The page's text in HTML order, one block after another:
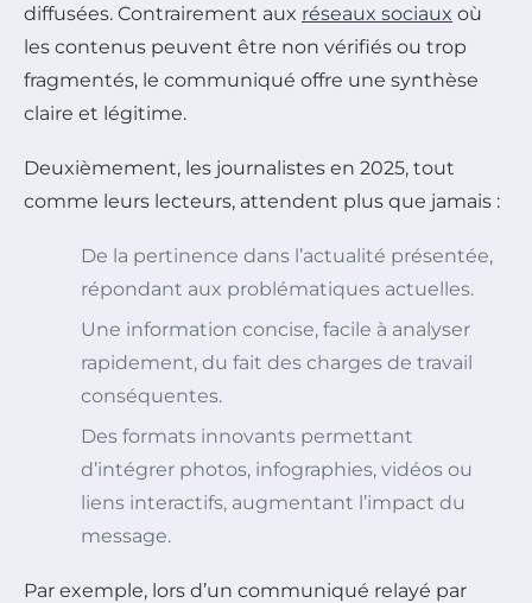
diffusées. Contrairement aux réseaux sociaux où
les contenus peuvent être non vérifiés ou trop
fragmentés, le communiqué offre une synthèse
claire et légitime.
Deuxièmement, les journalistes en 2025, tout
comme leurs lecteurs, attendent plus que jamais :
De la pertinence dans l’actualité présentée,
répondant aux problématiques actuelles.
Une information concise, facile à analyser
rapidement, du fait des charges de travail
conséquentes.
Des formats innovants permettant
d’intégrer photos, infographies, vidéos ou
liens interactifs, augmentant l’impact du
message.
Par exemple, lors d’un communiqué relayé par